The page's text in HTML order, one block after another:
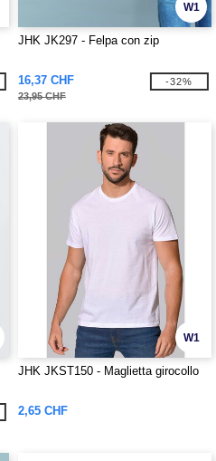
W1
JHK JK297 - Felpa con zip
16,37 CHF
23,95 CHF
-32%
W1
JHK JKST150 - Maglietta girocollo
2,65 CHF